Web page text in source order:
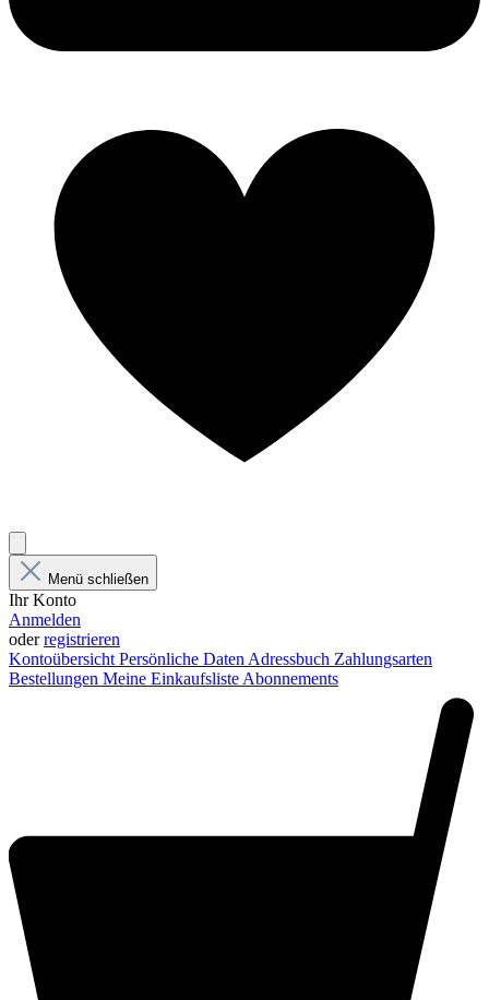
Menü schließen
Ihr Konto
Anmelden
oderregistrieren
Kontoübersicht Persönliche Daten Adressbuch Zahlungsarten
Bestellungen Meine Einkaufsliste Abonnements